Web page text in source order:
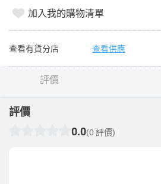
加入我的購物清單
查看有貨分店 查看供應
評價
評價
0.0(0 評價)